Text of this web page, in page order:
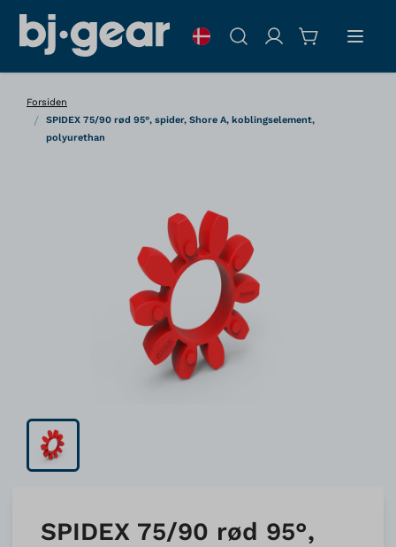
Søg
Forsiden
/
SPIDEX 75/90 rød 95°, spider, Shore A, koblingselement,
polyurethan
SPIDEX 75/90 rød 95°,